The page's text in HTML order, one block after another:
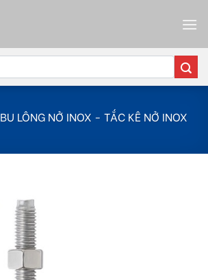
BU LÔNG NỞ INOX - TẮC KÊ NỞ INOX